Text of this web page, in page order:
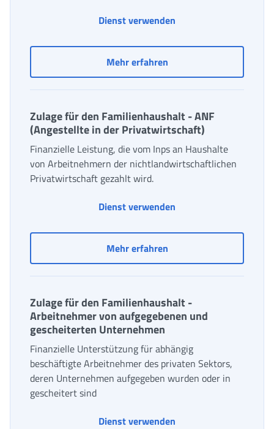
Dienst verwenden
Mehr erfahrenVerwaltung der Online-
Zulage für den Familienhaushalt - ANF
(Angestellte in der Privatwirtschaft)
Finanzielle Leistung, die vom Inps an Haushalte
von Arbeitnehmern der nichtlandwirtschaftlichen
Privatwirtschaft gezahlt wird.
Dienst verwenden
Mehr erfahrenZulage für den
Zulage für den Familienhaushalt -
Arbeitnehmer von aufgegebenen und
gescheiterten Unternehmen
Finanzielle Unterstützung für abhängig
beschäftigte Arbeitnehmer des privaten Sektors,
deren Unternehmen aufgegeben wurden oder in
gescheitert sind
Dienst verwenden